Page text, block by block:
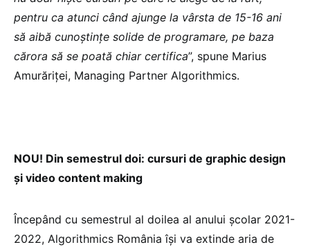
pentru ca atunci când ajunge la vârsta de 15-16 ani
să aibă cunoștințe solide de programare, pe baza
cărora să se poată chiar certifica”, spune Marius
Amurăriței, Managing Partner Algorithmics.
NOU! Din semestrul doi: cursuri de graphic design
și video content making
Începând cu semestrul al doilea al anului școlar 2021-
2022, Algorithmics România își va extinde aria de